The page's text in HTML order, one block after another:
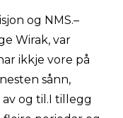
og NMS.–
Wirak, var
ikkje vore på
sånn,
av og til.I tillegg